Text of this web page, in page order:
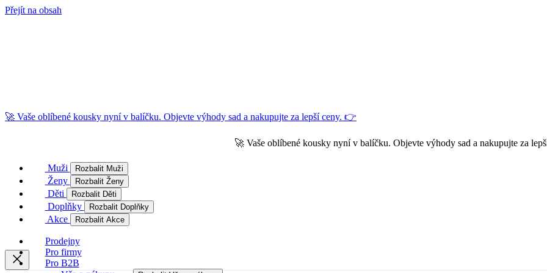
Přejít na obsah
🚀 Vaše oblíbené kousky nyní v balíčku. Objevte výhody sad a nakupujte za lepší ceny. 👉
🚀 Vaše oblíbené kousky nyní v balíčku. Objevte výhody sad a nakupujte za
Muži Rozbalit Muži
Ženy Rozbalit Ženy
Děti Rozbalit Děti
Doplňky Rozbalit Doplňky
Akce Rozbalit Akce
Prodejny
Pro firmy
Pro B2B